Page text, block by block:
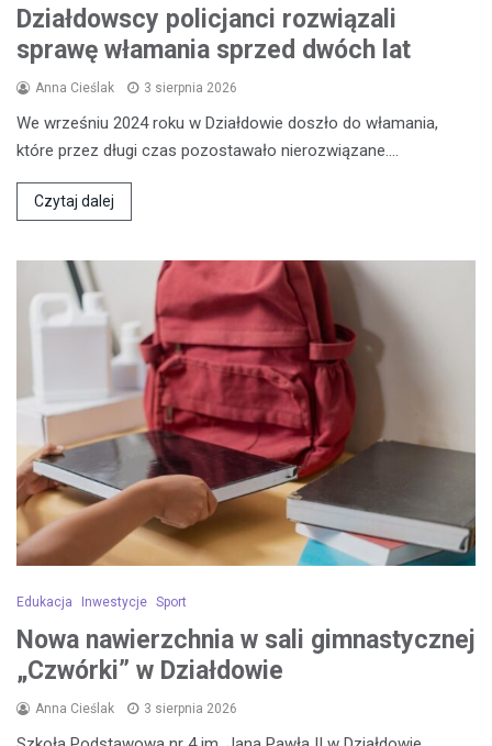
Działdowscy policjanci rozwiązali
sprawę włamania sprzed dwóch lat
Anna Cieślak 3 sierpnia 2026
We wrześniu 2024 roku w Działdowie doszło do włamania,
które przez długi czas pozostawało nierozwiązane.…
Czytaj dalej
Edukacja Inwestycje Sport
Nowa nawierzchnia w sali gimnastycznej
„Czwórki” w Działdowie
Anna Cieślak 3 sierpnia 2026